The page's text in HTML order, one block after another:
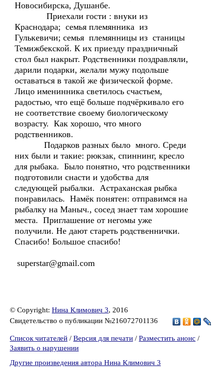
Новосибирска, Душанбе.
Приехали гости : внуки из
Краснодара; семья племянника из
Гулькевичи; семья племянницы из станицы
Темижбекской. К их приезду праздничный
стол был накрыт. Родственники поздравляли,
дарили подарки, желали мужу подольше
оставаться в такой же физической форме.
Лицо именинника светилось счастьем,
радостью, что ещё больше подчёркивало его
не соответствие своему биологическому
возрасту. Как хорошо, что много
родственников.
Подарков разных было много. Среди
них были и такие: рюкзак, спиннинг, кресло
для рыбака. Было понятно, что родственники
подготовили снасти и удобства для
следующей рыбалки. Астраханская рыбка
понравилась. Намёк понятен: отправимся на
рыбалку на Маныч., сосед знает там хорошие
места. Приглашение от негомы уже
получили. Не дают стареть родственнички.
Спасибо! Большое спасибо!
superstar@gmail.com
© Copyright: Нина Климович 3, 2016
Свидетельство о публикации №216072701136
Список читателей / Версия для печати / Разместить анонс /
Заявить о нарушении
Другие произведения автора Нина Климович 3